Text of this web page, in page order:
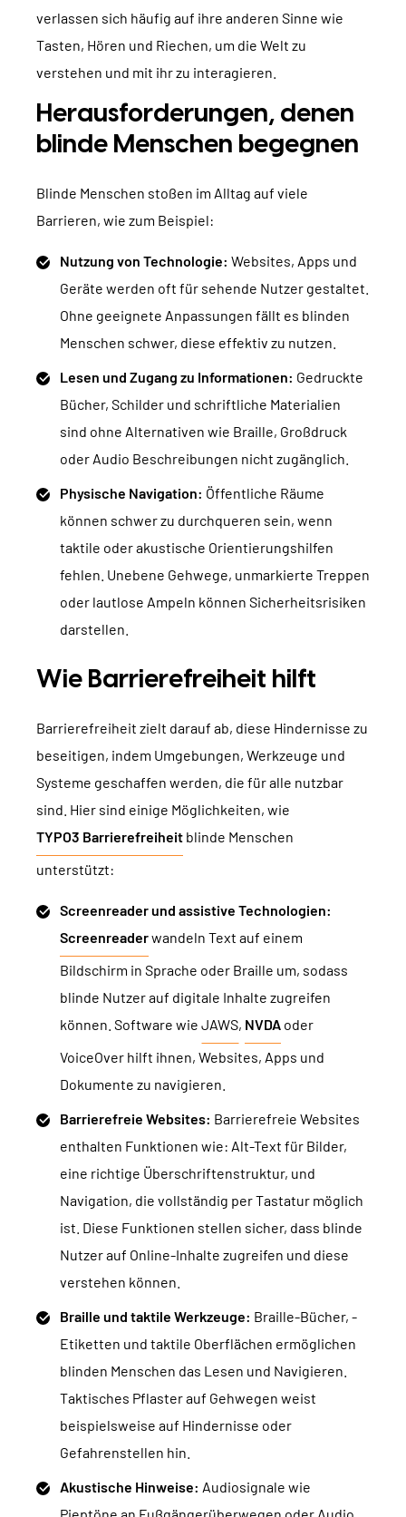
verlassen sich häufig auf ihre anderen Sinne wie
Tasten, Hören und Riechen, um die Welt zu
verstehen und mit ihr zu interagieren.
Herausforderungen, denen
blinde Menschen begegnen
Blinde Menschen stoßen im Alltag auf viele
Barrieren, wie zum Beispiel:
Nutzung von Technologie: Websites, Apps und
Geräte werden oft für sehende Nutzer gestaltet.
Ohne geeignete Anpassungen fällt es blinden
Menschen schwer, diese effektiv zu nutzen.
Lesen und Zugang zu Informationen: Gedruckte
Bücher, Schilder und schriftliche Materialien
sind ohne Alternativen wie Braille, Großdruck
oder Audio Beschreibungen nicht zugänglich.
Physische Navigation: Öffentliche Räume
können schwer zu durchqueren sein, wenn
taktile oder akustische Orientierungshilfen
fehlen. Unebene Gehwege, unmarkierte Treppen
oder lautlose Ampeln können Sicherheitsrisiken
darstellen.
Wie Barrierefreiheit hilft
Barrierefreiheit zielt darauf ab, diese Hindernisse zu
beseitigen, indem Umgebungen, Werkzeuge und
Systeme geschaffen werden, die für alle nutzbar
sind. Hier sind einige Möglichkeiten, wie
TYPO3 Barrierefreiheit blinde Menschen
unterstützt:
Screenreader und assistive Technologien:
Screenreaderwandeln Text auf einem
Bildschirm in Sprache oder Braille um, sodass
blinde Nutzer auf digitale Inhalte zugreifen
können. Software wie JAWS, NVDA oder
VoiceOver hilft ihnen, Websites, Apps und
Dokumente zu navigieren.
Barrierefreie Websites: Barrierefreie Websites
enthalten Funktionen wie: Alt-Text für Bilder,
eine richtige Überschriftenstruktur, und
Navigation, die vollständig per Tastatur möglich
ist. Diese Funktionen stellen sicher, dass blinde
Nutzer auf Online-Inhalte zugreifen und diese
verstehen können.
Braille und taktile Werkzeuge: Braille-Bücher, -
Etiketten und taktile Oberflächen ermöglichen
blinden Menschen das Lesen und Navigieren.
Taktisches Pflaster auf Gehwegen weist
beispielsweise auf Hindernisse oder
Gefahrenstellen hin.
Akustische Hinweise: Audiosignale wie